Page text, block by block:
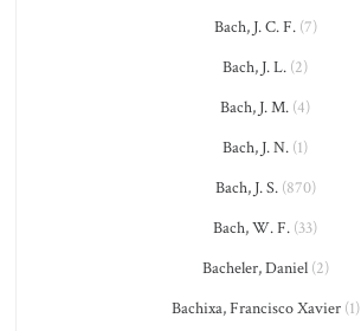
Bach, J. C. F.(7)
Bach, J. L. (2)
Bach, J. M. (4)
Bach, J. N. (1)
Bach, J. S.(870)
Bach, W. F. (33)
Bacheler, Daniel(2)
Bachixa, Francisco Xavier(1)